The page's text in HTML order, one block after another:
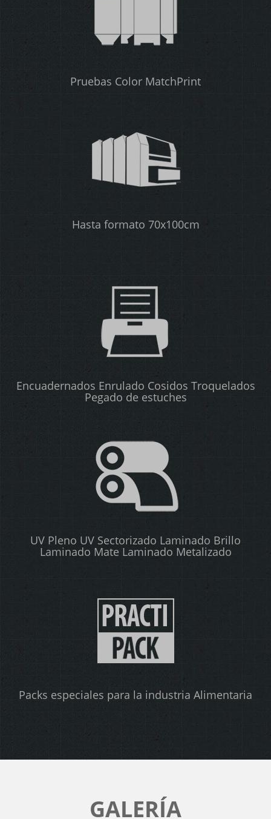
Pruebas Color MatchPrint
Hasta formato 70x100cm
Encuadernados Enrulado Cosidos Troquelados
Pegado de estuches
UV Pleno UV Sectorizado Laminado Brillo
Laminado Mate Laminado Metalizado
Packs especiales para la industria Alimentaria
GALERÍA